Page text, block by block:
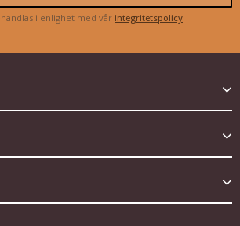
i enlighet med vår integritetspolicy.